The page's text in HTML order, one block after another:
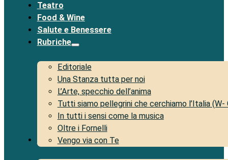
Teatro
Food & Wine
Salute e Benessere
Rubriche
Editoriale
Una Stanza tutta per noi
L’Arte, specchio dell’anima
Tutti siamo pellegrini che cerchiamo l’Italia (W-
In tutti i sensi come la musica
Oltre i Fornelli
Vengo via con Te
Territorio